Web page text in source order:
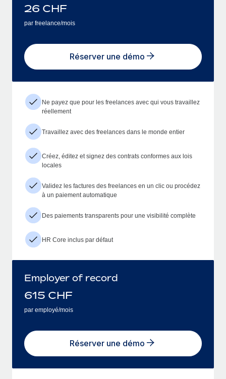
26 CHF
par freelance/mois
Réserver une démo
Ne payez que pour les freelances avec qui vous travaillez
réellement
Travaillez avec des freelances dans le monde entier
Créez, éditez et signez des contrats conformes aux lois
locales
Validez les factures des freelances en un clic ou procédez
à un paiement automatique
Des paiements transparents pour une visibilité complète
HR Core inclus par défaut
Employer of record
615 CHF
par employé/mois
Réserver une démo